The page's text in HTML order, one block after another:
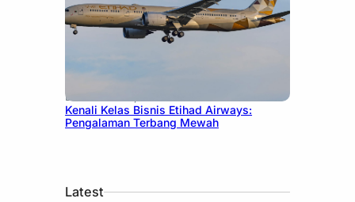
December 27, 2024
Kenali Kelas Bisnis Etihad Airways:
Pengalaman Terbang Mewah
Latest